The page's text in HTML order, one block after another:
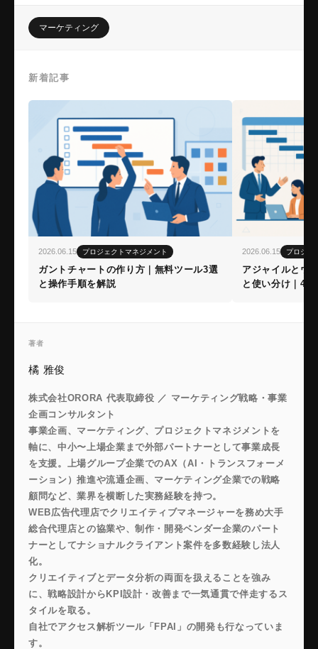
マーケティング
新着記事
2026.06.15 プロジェクトマネジメント
ガントチャートの作り方｜無料ツール3選
と操作手順を解説
2026.06.15 プロジェ
アジャイルとウ
と使い分け｜4
著者
橘 雅俊
株式会社ORORA 代表取締役 ／ マーケティング戦略・事業
企画コンサルタント
事業企画、マーケティング、プロジェクトマネジメントを
軸に、中小〜上場企業まで外部パートナーとして事業成長
を支援。上場グループ企業でのAX（AI・トランスフォーメ
ーション）推進や流通企画、マーケティング企業での戦略
顧問など、業界を横断した実務経験を持つ。
WEB広告代理店でクリエイティブマネージャーを務め大手
総合代理店との協業や、制作・開発ベンダー企業のパート
ナーとしてナショナルクライアント案件を多数経験し法人
化。
クリエイティブとデータ分析の両面を扱えることを強み
に、戦略設計からKPI設計・改善まで一気通貫で伴走するス
タイルを取る。
自社でアクセス解析ツール「FPAI」の開発も行なっていま
す。